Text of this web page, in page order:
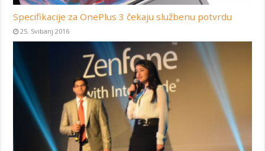
Specifikacije za OnePlus 3 čekaju službenu potvrdu
25. Svibanj 2016